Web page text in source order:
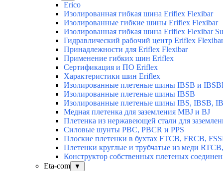
Erico
Изолированная гибкая шина Eriflex Flexibar
Изолированные гибкие шины Eriflex Flexibar
Изолированная гибкая шина Eriflex Flexibar
Гидравлический рабочий центр Eriflex Flexibar
Принадлежности для Eriflex Flexibar
Применение гибких шин Eriflex
Сертификация и ПО Eriflex
Характеристики шин Eriflex
Изолированные плетеные шины IBSB и
Изолированные плетеные шины IBSB
Изолированные плетеные шины IBS, IBSB,
Медная плетенка для заземления MBJ и BJ
Плетенка из нержавеющей стали для
Силовые шунты PBC, PBCR и PPS
Плоские плетенки в бухтах FTCB, FRCB,
Плетенки круглые и трубчатые из меди
Конструктор собственных плетеных
Eta-com
▼